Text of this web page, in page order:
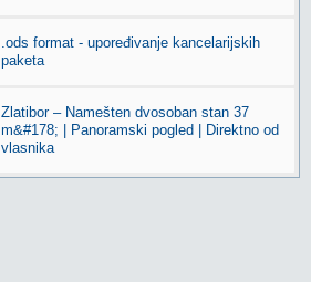
.ods format - upoređivanje kancelarijskih
paketa
Zlatibor – Namešten dvosoban stan 37
m&#178; | Panoramski pogled | Direktno od
vlasnika